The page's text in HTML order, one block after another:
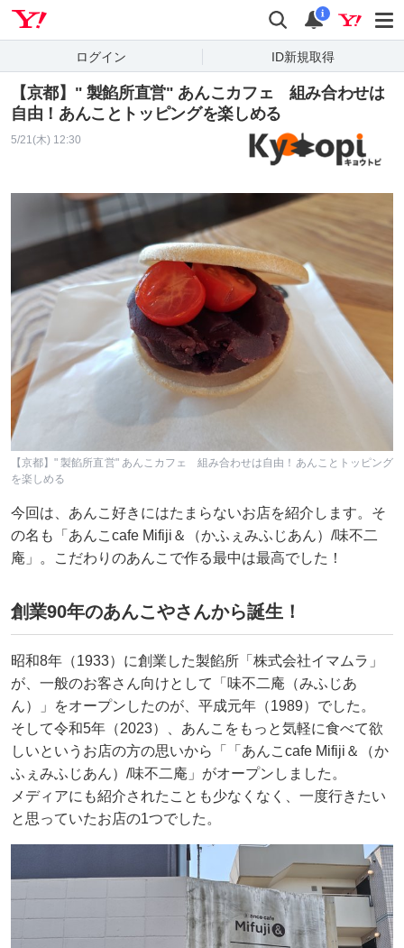
検索 通知
i
ログイン ID新規取得
【京都】" 製餡所直営" あんこカフェ 組み合わせは
自由！あんことトッピングを楽しめる
5/21(木) 12:30
【京都】" 製餡所直営" あんこカフェ 組み合わせは自由！あんことトッピング
を楽しめる
今回は、あんこ好きにはたまらないお店を紹介します。そ
の名も「あんこcafe Mifiji＆（かふぇみふじあん）/味不二
庵」。こだわりのあんこで作る最中は最高でした！
創業90年のあんこやさんから誕生！
昭和8年（1933）に創業した製餡所「株式会社イマムラ」
が、一般のお客さん向けとして「味不二庵（みふじあ
ん）」をオープンしたのが、平成元年（1989）でした。
そして令和5年（2023）、あんこをもっと気軽に食べて欲
しいというお店の方の思いから「「あんこcafe Mifiji＆（か
ふぇみふじあん）/味不二庵」がオープンしました。
メディアにも紹介されたことも少なくなく、一度行きたい
と思っていたお店の1つでした。